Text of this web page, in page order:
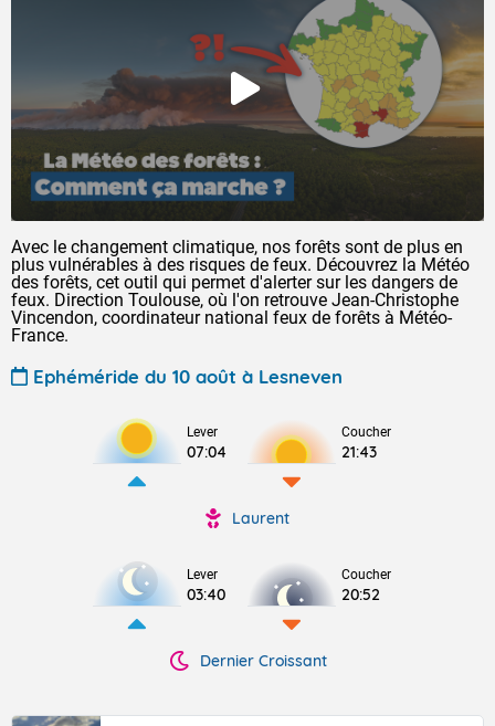
Avec le changement climatique, nos forêts sont de plus en
plus vulnérables à des risques de feux. Découvrez la Météo
des forêts, cet outil qui permet d'alerter sur les dangers de
feux. Direction Toulouse, où l'on retrouve Jean-Christophe
Vincendon, coordinateur national feux de forêts à Météo-
France.
Ephéméride du 10 août à Lesneven
Lever
07:04
Coucher
21:43
Laurent
Lever
03:40
Coucher
20:52
Dernier Croissant